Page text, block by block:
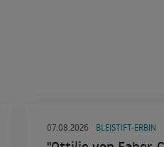
07.08.2026 BLEISTIFT-ERBIN